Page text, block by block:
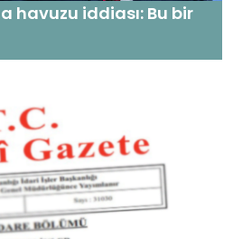
havuzu iddiası: Bu bir